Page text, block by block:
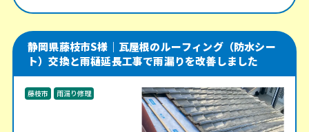
静岡県藤枝市S様｜瓦屋根のルーフィング（防水シー
ト）交換と雨樋延長工事で雨漏りを改善しました
藤枝市 雨漏り修理